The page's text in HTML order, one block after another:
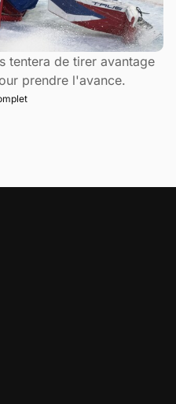
tentera de tirer avantage
prendre l'avance.